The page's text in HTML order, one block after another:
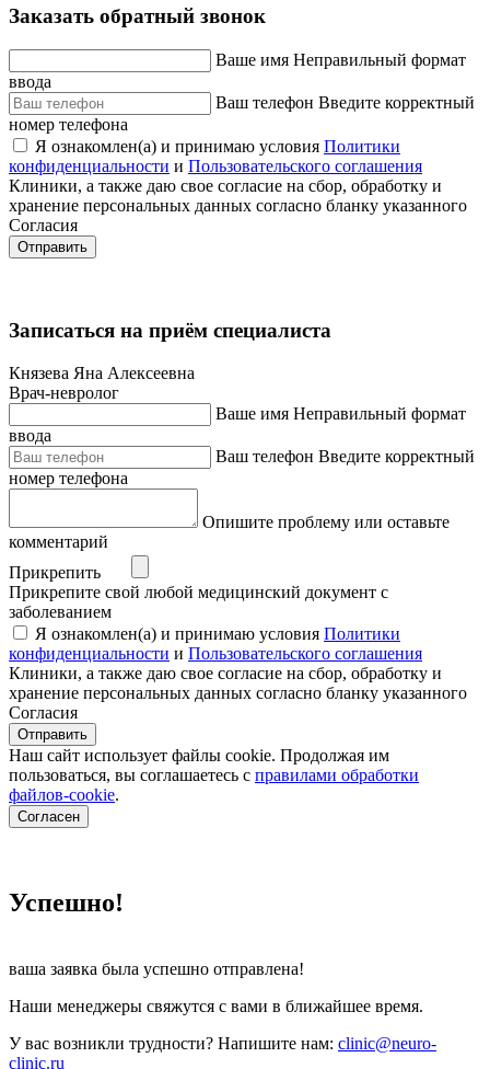
Заказать обратный звонок
Ваше имя Неправильный формат
ввода
Ваш телефон Введите корректный
номер телефона
Я ознакомлен(а) и принимаю условия Политики
конфиденциальности и Пользовательского соглашения
Клиники, а также даю свое согласие на сбор, обработку и
хранение персональных данных согласно бланку указанного
Согласия
Отправить
Записаться на приём специалиста
Князева Яна Алексеевна
Врач-невролог
Ваше имя Неправильный формат
ввода
Ваш телефон Введите корректный
номер телефона
Опишите проблему или оставьте
комментарий
Прикрепить
Прикрепите свой любой медицинский документ с
заболеванием
Я ознакомлен(а) и принимаю условия Политики
конфиденциальности и Пользовательского соглашения
Клиники, а также даю свое согласие на сбор, обработку и
хранение персональных данных согласно бланку указанного
Согласия
Отправить
Наш сайт использует файлы cookie. Продолжая им
пользоваться, вы соглашаетесь c правилами обработки
файлов-cookie.
Согласен
Успешно!
ваша заявка была успешно отправлена!
Наши менеджеры свяжутся с вами в ближайшее время.
У вас возникли трудности? Напишите нам: clinic@neuro-
clinic.ru